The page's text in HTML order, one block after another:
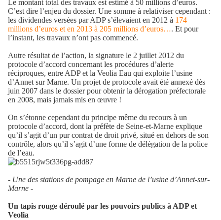
Le montant total des travaux est estimé à 50 millions d’euros.
C’est dire l’enjeu du dossier. Une somme à relativiser cependant :
les dividendes versées par ADP s’élevaient en 2012 à 174
millions d’euros et en 2013 à 205 millions d’euros…. Et pour
l’instant, les travaux n’ont pas commencé.
Autre résultat de l’action, la signature le 2 juillet 2012 du
protocole d’accord concernant les procédures d’alerte
réciproques, entre ADP et la Veolia Eau qui exploite l’usine
d’Annet sur Marne. Un projet de protocole avait été annexé dès
juin 2007 dans le dossier pour obtenir la dérogation préfectorale
en 2008, mais jamais mis en œuvre !
On s’étonne cependant du principe même du recours à un
protocole d’accord, dont la préfète de Seine-et-Marne explique
qu’il s’agit d’un pur contrat de droit privé, situé en dehors de son
contrôle, alors qu’il s’agit d’une forme de délégation de la police
de l’eau.
- Une des stations de pompage en Marne de l’usine d’Annet-sur-
Marne -
Un tapis rouge déroulé par les pouvoirs publics à ADP et
Veolia